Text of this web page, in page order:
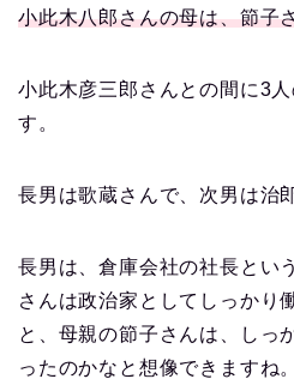
小此木八郎さんの母は、節子
小此木彦三郎さんとの間に3
す。
長男は歌蔵さんで、次男は治
長男は、倉庫会社の社長とい
さんは政治家としてしっかり
と、母親の節子さんは、しっ
ったのかなと想像できますね。